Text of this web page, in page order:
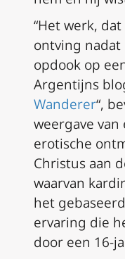
“Het werk,
ontving nadat
opdook op
Argentijns
Wanderer“,
weergave
erotische
Christus aan
waarvan
het
ervaring die
door een 16-